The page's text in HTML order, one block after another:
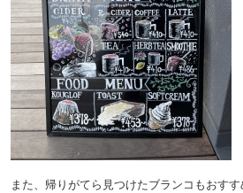
また、帰りがてら見つけたブランコもおすす